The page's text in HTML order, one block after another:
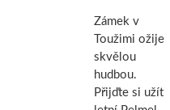
Zámek v
Toužimi ožije
skvělou
hudbou.
Přijďte si užít